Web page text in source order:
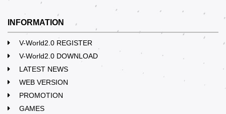
INFORMATION
V-World2.0 REGISTER
V-World2.0 DOWNLOAD
LATEST NEWS
WEB VERSION
PROMOTION
GAMES